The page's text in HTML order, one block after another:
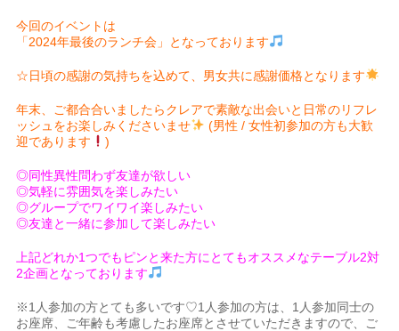
今回のイベントは
「2024年最後のランチ会」となっております
☆日頃の感謝の気持ちを込めて、男女共に感謝価格となります
年末、ご都合合いましたらクレアで素敵な出会いと日常のリフレ
ッシュをお楽しみくださいませ
(男性 / 女性初参加の方も大歓
迎であります
)
◎同性異性問わず友達が欲しい
◎気軽に雰囲気を楽しみたい
◎グループでワイワイ楽しみたい
◎友達と一緒に参加して楽しみたい
上記どれか1つでもピンと来た方にとてもオススメなテーブル2対
2企画となっております
※1人参加の方とても多いです♡1人参加の方は、1人参加同士の
お座席、ご年齢も考慮したお座席とさせていただきますので、ご